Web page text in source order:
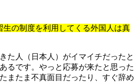
生の制度を利用してくる外国人は真
た人（日本人）がイマイチだったと
るです。やっと応募が来たと思った
またま不真面目だったり、すぐ辞め